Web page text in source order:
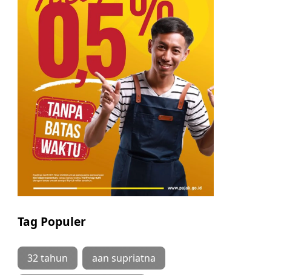
Tag Populer
32 tahun aan supriatna